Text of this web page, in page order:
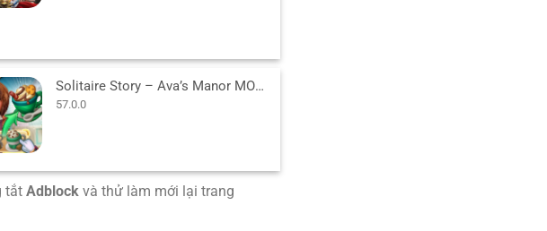
Solitaire Story – Ava’s Manor MOD (Vô Hạn Sao) v57.0.0 APK
57.0.0
tắt Adblock và thử làm mới lại trang